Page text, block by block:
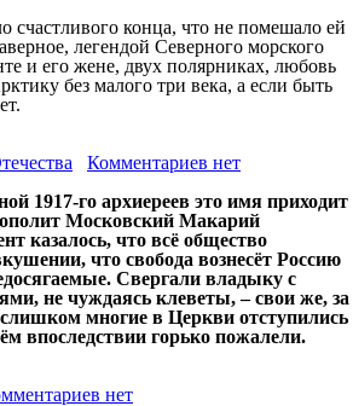
счастливого конца, что не помешало ей
легендой Северного морского
и его жене, двух полярниках, любовь
без малого три века, а если быть
Комментариев нет
1917-го архиереев это имя приходит
Московский Макарий
казалось, что всё общество
что свобода вознесёт Россию
Свергали владыку с
не чуждаясь клеветы, – свои же, за
многие в Церкви отступились
впоследствии горько пожалели.
нет